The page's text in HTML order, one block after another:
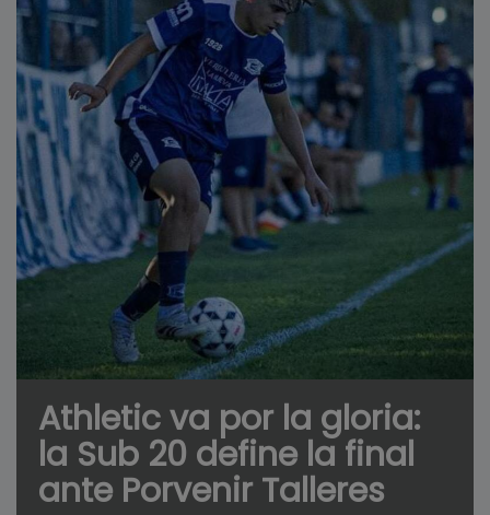
Athletic va por la gloria:
la Sub 20 define la final
ante Porvenir Talleres